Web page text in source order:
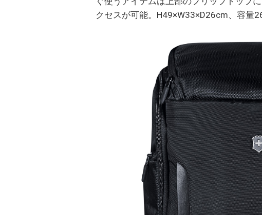
クセスが可能。H49×W33×D26cm、容量